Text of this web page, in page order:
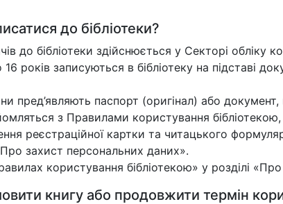
до бібліотеки?
до бібліотеки здійснюється у Секторі обліку
16 років записуються в бібліотеку на підставі
пред’являють паспорт (оригінал) або
з Правилами користування
реєстраційної картки та читацького
захист персональних даних».
користування бібліотекою» у розділі «Про
книгу або продовжити термін